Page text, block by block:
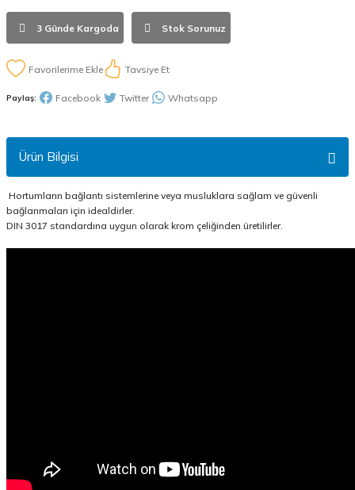
3 Günde Kargoda Stok Sorunuz
Tavsiye Et
Paylaş: Facebook Twitter Whatsapp
Ürün Bilgisi
Hortumların bağlantı sistemlerine veya musluklara sağlam ve güvenli
bağlanmaları için idealdirler.
DIN 3017 standardına uygun olarak krom çeliğinden üretilirler.